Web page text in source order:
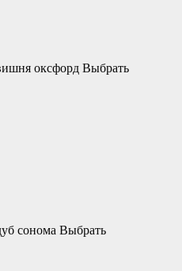
оксфорд Выбрать
сонома Выбрать